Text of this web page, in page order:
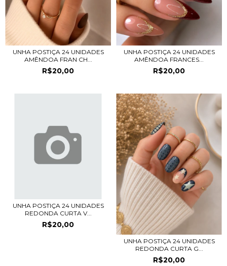
UNHA POSTIÇA 24 UNIDADES
AMÊNDOA FRAN CH...
R$20,00
UNHA POSTIÇA 24 UNIDADES
AMÊNDOA FRANCES...
R$20,00
UNHA POSTIÇA 24 UNIDADES
REDONDA CURTA V...
R$20,00
UNHA POSTIÇA 24 UNIDADES
REDONDA CURTA G...
R$20,00